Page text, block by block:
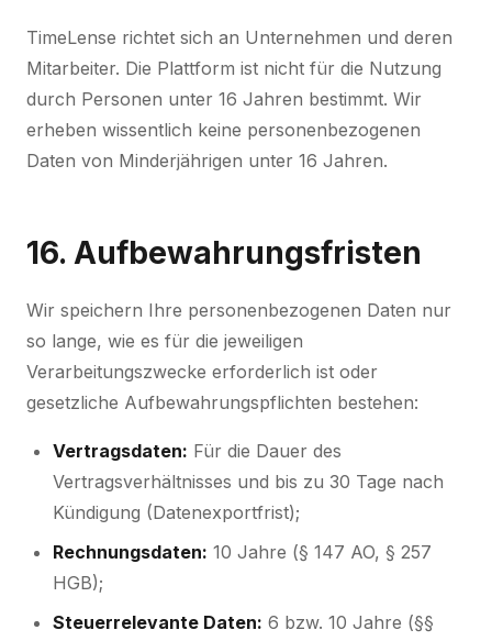
TimeLense richtet sich an Unternehmen und deren
Mitarbeiter. Die Plattform ist nicht für die Nutzung
durch Personen unter 16 Jahren bestimmt. Wir
erheben wissentlich keine personenbezogenen
Daten von Minderjährigen unter 16 Jahren.
16. Aufbewahrungsfristen
Wir speichern Ihre personenbezogenen Daten nur
so lange, wie es für die jeweiligen
Verarbeitungszwecke erforderlich ist oder
gesetzliche Aufbewahrungspflichten bestehen:
Vertragsdaten: Für die Dauer des
Vertragsverhältnisses und bis zu 30 Tage nach
Kündigung (Datenexportfrist);
Rechnungsdaten: 10 Jahre (§ 147 AO, § 257
HGB);
Steuerrelevante Daten: 6 bzw. 10 Jahre (§§